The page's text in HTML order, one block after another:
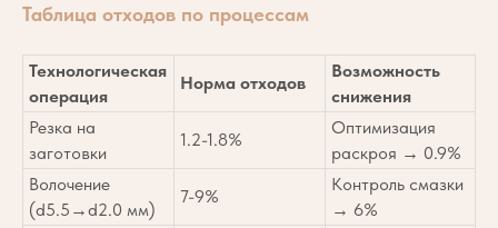
Таблица отходов по процессам
Технологическая
операция
Норма отходов
Возможность
снижения
Резка на
заготовки
1.2-1.8%
Оптимизация
раскроя → 0.9%
Волочение
(d5.5→d2.0 мм)
7-9%
Контроль смазки
→ 6%